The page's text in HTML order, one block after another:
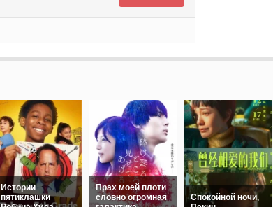
Истории
пятиклашки
Прах моей плоти
словно огромная
Спокойной ночи,